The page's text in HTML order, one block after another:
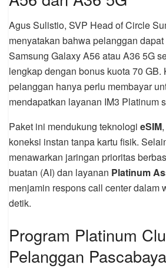
Agus Sulistio, SVP Head of Circle
menyatakan bahwa pelanggan
Samsung Galaxy A56 atau A36 5G
lengkap dengan bonus kuota 70
pelanggan hanya perlu membayar
mendapatkan layanan IM3 Platinum
Paket ini mendukung teknologi eSIM
koneksi instan tanpa kartu fisik.
menawarkan jaringan prioritas
buatan (AI) dan layanan Platinum
menjamin respons call center dalam
detik.
Program Platinum
Pelanggan